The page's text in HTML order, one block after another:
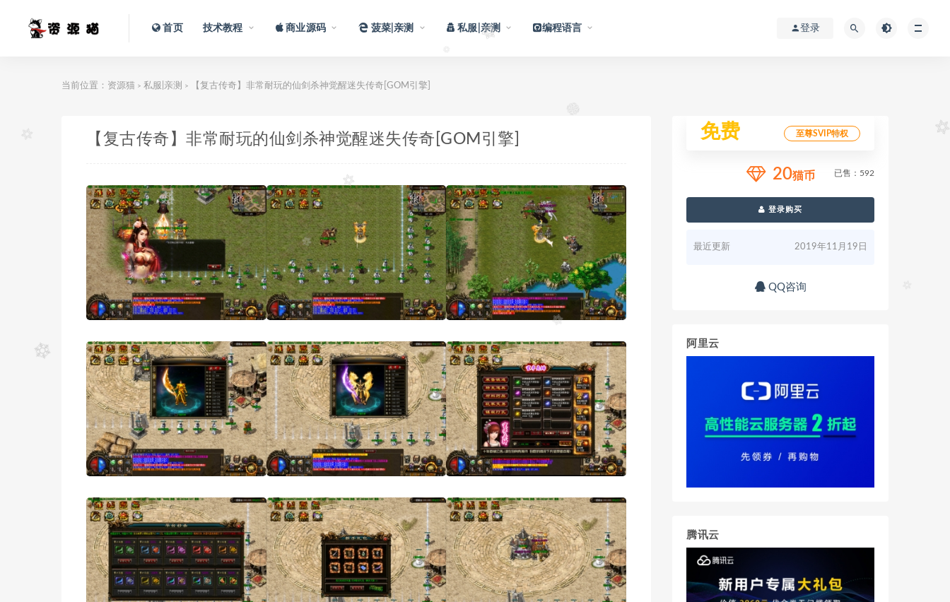
首页 技术教程 商业源码 菠菜|亲测 私服|亲测 编程语言 登录
当前位置： 资源猫 > 私服|亲测 > 【复古传奇】非常耐玩的仙剑杀神觉醒迷失传奇[GOM引擎]
【复古传奇】非常耐玩的仙剑杀神觉醒迷失传奇[GOM引擎] 免费 至尊SVIP特权
20猫币 已售：592
登录购买
最近更新 2019年11月19日
QQ咨询
阿里云
腾讯云